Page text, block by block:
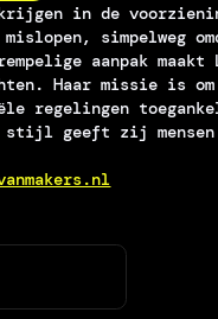
in de
simpelweg
aanpak
Haar missie is
regelingen
stijl geeft zij